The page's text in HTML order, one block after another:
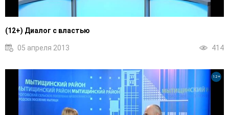
(12+) Диалог с властью
05 апреля 2013 414
12+